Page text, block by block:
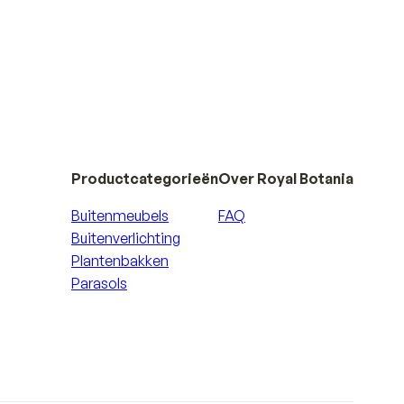
Productcategorieën
Buitenmeubels
Buitenverlichting
Plantenbakken
Parasols
Over Royal Botania
FAQ